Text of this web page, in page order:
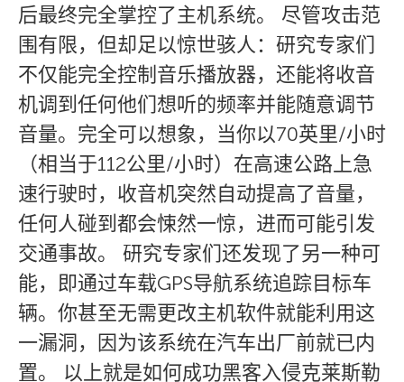
后最终完全掌控了主机系统。 尽管攻击范
围有限，但却足以惊世骇人：研究专家们
不仅能完全控制音乐播放器，还能将收音
机调到任何他们想听的频率并能随意调节
音量。完全可以想象，当你以70英里/小时
（相当于112公里/小时）在高速公路上急
速行驶时，收音机突然自动提高了音量，
任何人碰到都会悚然一惊，进而可能引发
交通事故。 研究专家们还发现了另一种可
能，即通过车载GPS导航系统追踪目标车
辆。你甚至无需更改主机软件就能利用这
一漏洞，因为该系统在汽车出厂前就已内
置。 以上就是如何成功黑客入侵克莱斯勒